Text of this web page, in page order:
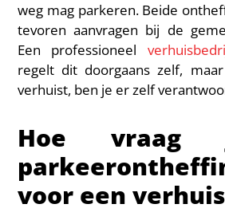
weg mag parkeren. Beide
tevoren aanvragen bij de
Een professioneel
regelt dit doorgaans zelf,
verhuist, ben je er zelf
Hoe vraag
voor een